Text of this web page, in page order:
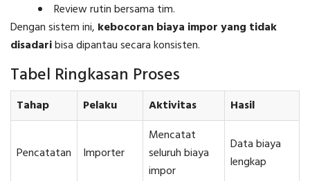
Review rutin bersama tim.
Dengan sistem ini, kebocoran biaya impor yang tidak
disadaribisa dipantau secara konsisten.
Tabel Ringkasan Proses
Tahap Pelaku Aktivitas Hasil
Pencatatan Importer
Mencatat
seluruh biaya
impor
Data biaya
lengkap